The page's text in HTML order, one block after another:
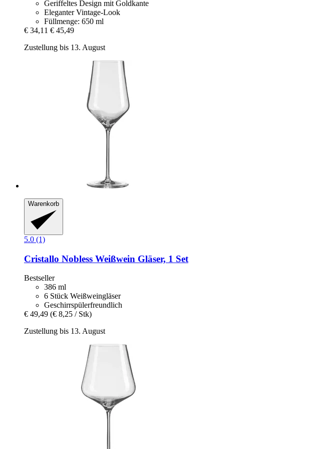
Geriffeltes Design mit Goldkante
Eleganter Vintage-Look
Füllmenge: 650 ml
€ 34,11 € 45,49
Zustellung bis 13. August
Warenkorb
5.0 (1)
Cristallo Nobless Weißwein Gläser, 1 Set
Bestseller
386 ml
6 Stück Weißweingläser
Geschirrspülerfreundlich
€ 49,49 (€ 8,25 / Stk)
Zustellung bis 13. August